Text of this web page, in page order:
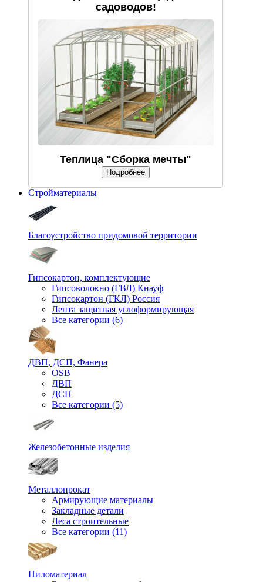
садоводов!
Теплица "Сборка мечты"
Подробнее
Стройматериалы
Благоустройство придомовой территории
Гипсокартон, комплектующие
Гипсоволокно (ГВЛ) Кнауф
Гипсокартон (ГКЛ) Россия
Лента защитная углоформирующая
Все категории (6)
ДВП, ДСП, Фанера
OSB
ДВП
ДСП
Все категории (5)
Железобетонные изделия
Металлопрокат
Армирующие материалы
Закладные детали
Леса строительные
Все категории (11)
Пиломатериал